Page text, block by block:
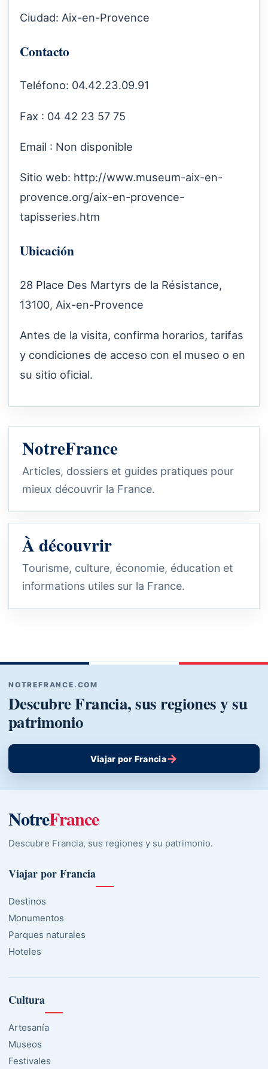
Ciudad: Aix-en-Provence
Contacto
Teléfono: 04.42.23.09.91
Fax : 04 42 23 57 75
Email : Non disponible
Sitio web: http://www.museum-aix-en-
provence.org/aix-en-provence-
tapisseries.htm
Ubicación
28 Place Des Martyrs de la Résistance,
13100, Aix-en-Provence
Antes de la visita, confirma horarios, tarifas
y condiciones de acceso con el museo o en
su sitio oficial.
NotreFrance
Articles, dossiers et guides pratiques pour
mieux découvrir la France.
À découvrir
Tourisme, culture, économie, éducation et
informations utiles sur la France.
NOTREFRANCE.COM
Descubre Francia, sus regiones y su
patrimonio
Viajar por Francia→
NotreFrance
Descubre Francia, sus regiones y su patrimonio.
Viajar por Francia
Destinos
Monumentos
Parques naturales
Hoteles
Cultura
Artesanía
Museos
Festivales